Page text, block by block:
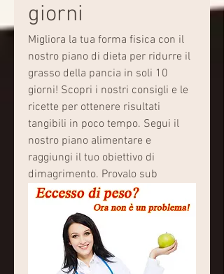
giorni
Migliora la tua forma fisica con il
nostro piano di dieta per ridurre il
grasso della pancia in soli 10
giorni! Scopri i nostri consigli e le
ricette per ottenere risultati
tangibili in poco tempo. Segui il
nostro piano alimentare e
raggiungi il tuo obiettivo di
dimagrimento. Provalo sub